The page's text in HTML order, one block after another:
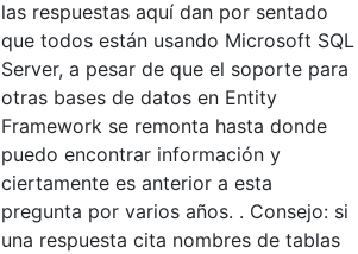
las respuestas aquí dan por sentado
que todos están usando Microsoft SQL
Server, a pesar de que el soporte para
otras bases de datos en Entity
Framework se remonta hasta donde
puedo encontrar información y
ciertamente es anterior a esta
pregunta por varios años. . Consejo: si
una respuesta cita nombres de tablas